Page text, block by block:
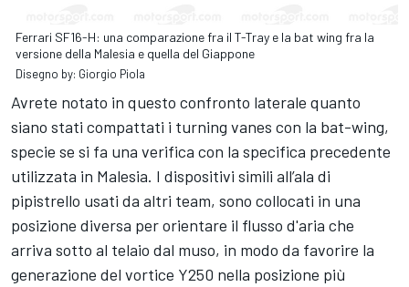
Ferrari SF16-H: una comparazione fra il T-Tray e la bat wing fra la
versione della Malesia e quella del Giappone
Disegno by: Giorgio Piola
Avrete notato in questo confronto laterale quanto
siano stati compattati i turning vanes con la bat-wing,
specie se si fa una verifica con la specifica precedente
utilizzata in Malesia. I dispositivi simili all’ala di
pipistrello usati da altri team, sono collocati in una
posizione diversa per orientare il flusso d'aria che
arriva sotto al telaio dal muso, in modo da favorire la
generazione del vortice Y250 nella posizione più